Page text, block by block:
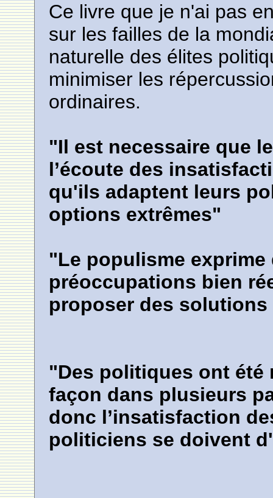
Ce livre que je n'ai pas
sur les failles de la
naturelle des élites
minimiser les
ordinaires.
"Il est necessaire que
l’écoute des
qu'ils adaptent leurs
options extrêmes"
"Le populisme
préoccupations bien
proposer des solutions
"Des politiques ont été
façon dans plusieurs
donc l’insatisfaction
politiciens se doivent